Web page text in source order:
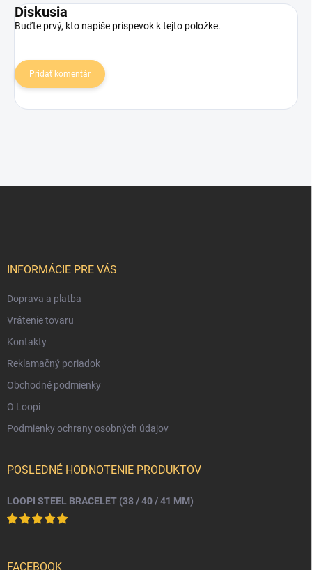
Diskusia
Buďte prvý, kto napíše príspevok k tejto položke.
Pridať komentár
INFORMÁCIE PRE VÁS
Doprava a platba
Vrátenie tovaru
Kontakty
Reklamačný poriadok
Obchodné podmienky
O Loopi
Podmienky ochrany osobných údajov
POSLEDNÉ HODNOTENIE PRODUKTOV
LOOPI STEEL BRACELET (38 / 40 / 41 MM)
FACEBOOK